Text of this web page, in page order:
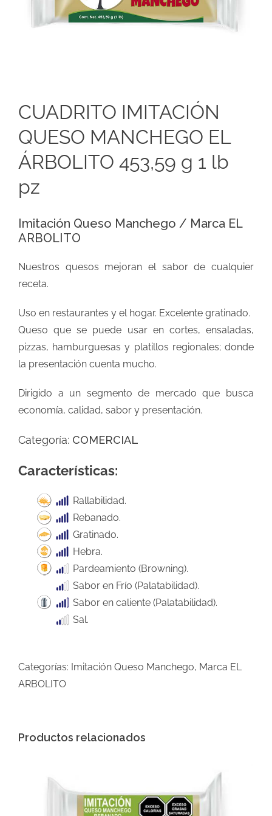
CUADRITO IMITACIÓN
QUESO MANCHEGO EL
ÁRBOLITO 453,59 g 1 lb
pz
Imitación Queso Manchego / Marca EL
ARBOLITO
Nuestros quesos mejoran el sabor de cualquier
receta.
Uso en restaurantes y el hogar. Excelente gratinado.
Queso que se puede usar en cortes, ensaladas,
pizzas, hamburguesas y platillos regionales; donde
la presentación cuenta mucho.
Dirigido a un segmento de mercado que busca
economía, calidad, sabor y presentación.
Categoría: COMERCIAL
Características:
Rallabilidad.
Rebanado.
Gratinado.
Hebra.
Pardeamiento (Browning).
Sabor en Frío (Palatabilidad).
Sabor en caliente (Palatabilidad).
Sal.
Categorías: Imitación Queso Manchego, Marca EL
ARBOLITO
Productos relacionados